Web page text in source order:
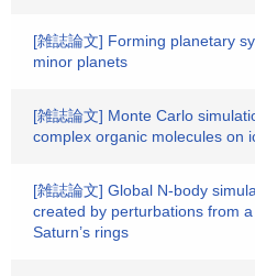
[雑誌論文] Forming planetary
minor planets
[雑誌論文] Monte Carlo
complex organic molecules on
[雑誌論文] Global N-body
created by perturbations from
Saturn’s rings